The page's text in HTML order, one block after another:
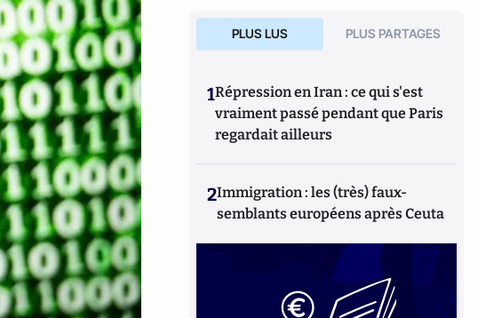
PLUS LUS PLUS PARTAGES
1Répression en Iran : ce qui s'est
vraiment passé pendant que Paris
regardait ailleurs
2Immigration : les (très) faux-
semblants européens après Ceuta